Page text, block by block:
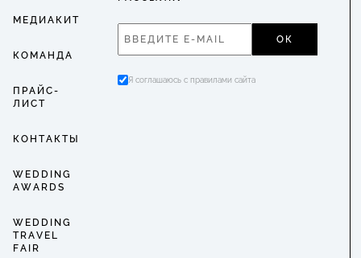
МЕДИАКИТ
КОМАНДА
ПРАЙС-
ЛИСТ
КОНТАКТЫ
WEDDING
AWARDS
WEDDING
TRAVEL
FAIR
ОК
Я соглашаюсь с правилами сайта